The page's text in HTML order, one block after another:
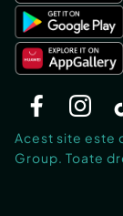
Acest site este
Group. Toate